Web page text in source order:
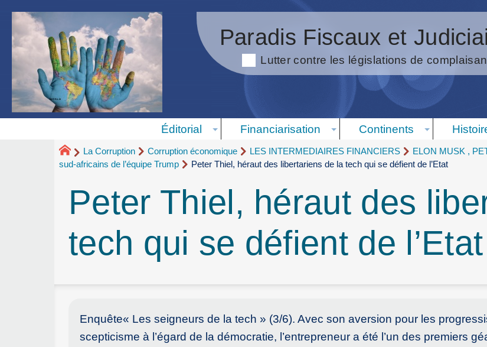
Paradis Fiscaux et
Lutter contre les législations de
Éditorial Financiarisation Continents
La Corruption Corruption économique LES INTERMEDIAIRES FINANCIERS
ELON MUSK ,
sud-africains de l’équipe Trump
Peter Thiel, héraut des libertariens de la tech qui se défient de l’Etat
Peter Thiel, héraut des
tech qui se défient de l’Etat
Enquête« Les seigneurs de la tech » (3/6). Avec son aversion pour les
scepticisme à l’égard de la démocratie, l’entrepreneur a été l’un des premiers